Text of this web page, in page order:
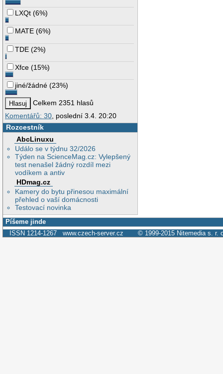
LXQt (6%)
MATE (6%)
TDE (2%)
Xfce (15%)
jiné/žádné (23%)
Celkem 2351 hlasů
Komentářů: 30 , poslední 3.4. 20:20
Rozcestník
AbcLinuxu
Událo se v týdnu 32/2026
Týden na ScienceMag.cz: Vylepšený
test nenašel žádný rozdíl mezi
vodíkem a antiv
HDmag.cz
Kamery do bytu přinesou maximální
přehled o vaší domácnosti
Testovací novinka
Píšeme jinde
ISSN 1214-1267 www.czech-server.cz © 1999-2015 Nitemedia s. r.